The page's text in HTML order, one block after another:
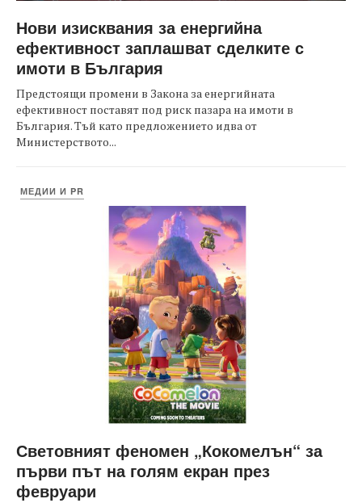
Нови изисквания за енергийна
ефективност заплашват сделките с
имоти в България
Предстоящи промени в Закона за енергийната
ефективност поставят под риск пазара на имоти в
България. Тъй като предложението идва от
Министерството...
МЕДИИ И PR
Световният феномен „Кокомелън“ за
първи път на голям екран през
февруари